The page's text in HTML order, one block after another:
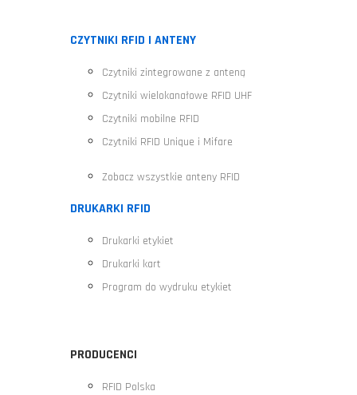
CZYTNIKI RFID I ANTENY
Czytniki zintegrowane z anteną
Czytniki wielokanałowe RFID UHF
Czytniki mobilne RFID
Czytniki RFID Unique i Mifare
Zobacz wszystkie anteny RFID
DRUKARKI RFID
Drukarki etykiet
Drukarki kart
Program do wydruku etykiet
PRODUCENCI
RFID Polska